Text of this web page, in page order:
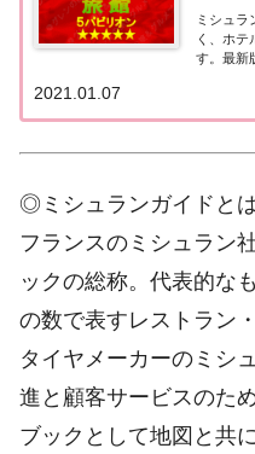
ミシュラ
く、ホテ
す。最新
とめて
に上位を
2021.01.07
◎ミシュランガイドと
フランスのミシュラン
ックの総称。代表的な
の数で表すレストラン
タイヤメーカーのミシ
進と顧客サービスのた
ブックとして地図と共